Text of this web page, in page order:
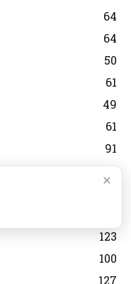
64
64
50
61
49
61
91
85
123
100
127
×